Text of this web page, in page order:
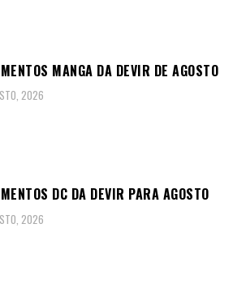
MANGA DA DEVIR DE AGOSTO
2026
DC DA DEVIR PARA AGOSTO
2026